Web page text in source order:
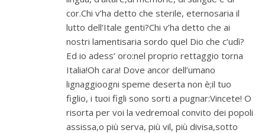
cor.Chi v’ha detto che sterile, eternosaria il
lutto dell’Itale genti?Chi v’ha detto che ai
nostri lamentisaria sordo quel Dio che c’udì?
Ed io adess’ oro:nel proprio rettaggio torna
Italia!Oh cara! Dove ancor dell’umano
lignaggioogni speme deserta non è;il tuo
figlio, i tuoi figli sono sorti a pugnar:Vincete! O
risorta per voi la vedremoal convito dei popoli
assissa,o più serva, più vil, più divisa,sotto